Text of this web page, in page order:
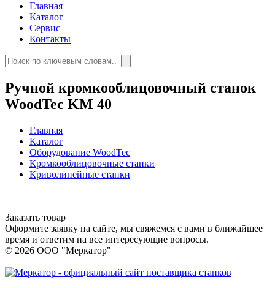
Главная
Каталог
Сервис
Контакты
Ручной кромкооблицовочный станок
WoodTec KM 40
Главная
Каталог
Оборудование WoodTec
Кромкооблицовочные cтанки
Криволинейные станки
Заказать товар
Оформите заявку на сайте, мы свяжемся с вами в ближайшее
время и ответим на все интересующие вопросы.
© 2026 ООО "Меркатор"